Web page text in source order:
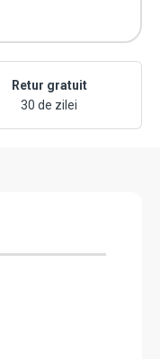
Retur gratuit
30 de zilei